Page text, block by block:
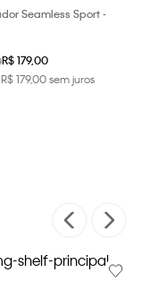
Seamless Sport -
R$ 179,00
R$179,00sem juros